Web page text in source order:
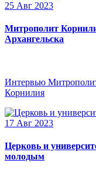
25 Авг 2023
Митрополит
Архангельска
Интервью
Корнилия
17 Авг 2023
Церковь и
молодым